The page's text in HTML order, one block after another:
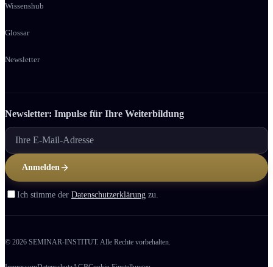
Wissenshub
Glossar
Newsletter
Newsletter: Impulse für Ihre Weiter­bildung
Anmelden
Ich stimme der Datenschutzerklärung zu.
© 2026 SEMINAR-INSTITUT. Alle Rechte vorbehalten.